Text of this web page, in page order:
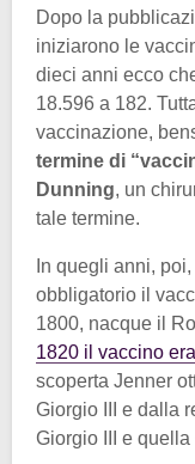
Dopo la
iniziarono le
dieci anni ecco
18.596 a 182.
vaccinazione,
termine di
Dunning, un
tale termine.
In quegli anni,
obbligatorio il
1800, nacque il
1820 il vaccino
scoperta Jenner
Giorgio III e dalla
Giorgio III e